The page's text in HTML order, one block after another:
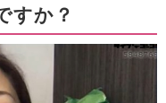
すか？